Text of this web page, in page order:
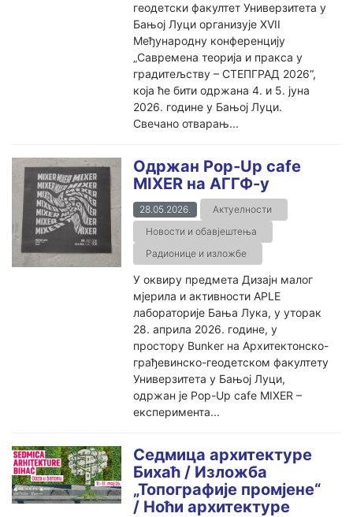
геодетски факултет Универзитета у
Бањој Луци организује XVII
Међународну конференцију
„Савремена теорија и пракса у
градитељству – СТЕПГРАД 2026“,
која ће бити одржана 4. и 5. јуна
2026. године у Бањој Луци.
Свечано отварањ...
Одржан Pop-Up cafe
MIXER на АГГФ-у
28.05.2026.
Актуелности
Новости и обавјештења
Радионице и изложбе
У оквиру предмета Дизајн малог
мјерила и активности APLE
лабораторије Бања Лука, у уторак
28. априла 2026. године, у
простору Bunker на Архитектонско-
грађевинско-геодетском факултету
Универзитета у Бањој Луци,
одржан је Pop-Up cafe MIXER –
експеримента...
Седмица архитектуре
Бихаћ / Изложба
„Топографије промјене“
/ Ноћи архитектуре